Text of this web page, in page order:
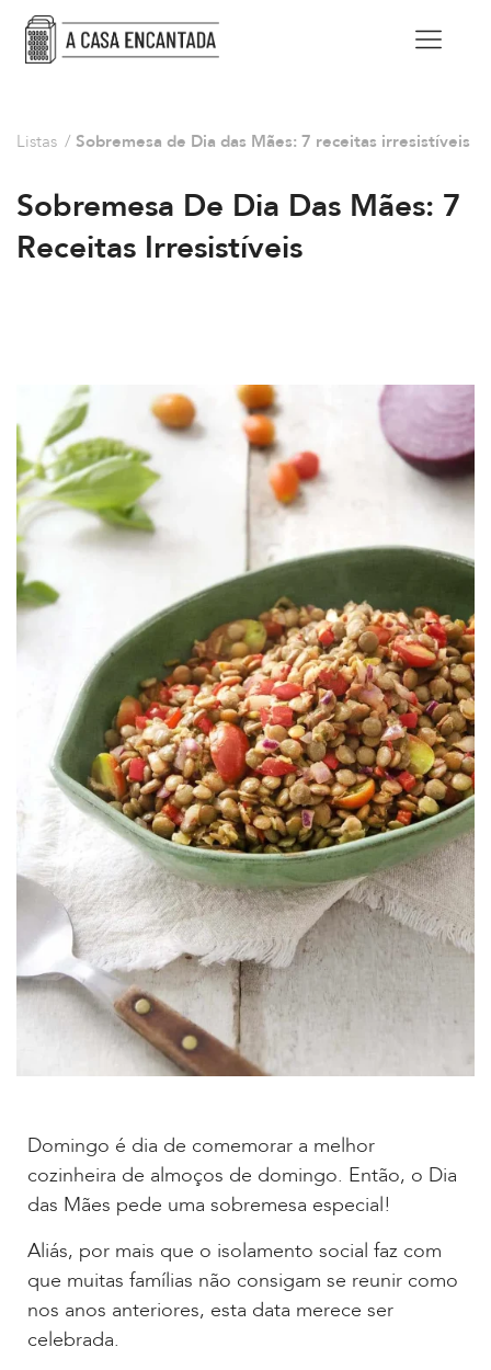
Listas / Sobremesa de Dia das Mães: 7 receitas irresistíveis
Sobremesa De Dia Das Mães: 7
Receitas Irresistíveis
Domingo é dia de comemorar a melhor
cozinheira de almoços de domingo. Então, o Dia
das Mães pede uma sobremesa especial!
Aliás, por mais que o isolamento social faz com
que muitas famílias não consigam se reunir como
nos anos anteriores, esta data merece ser
celebrada.